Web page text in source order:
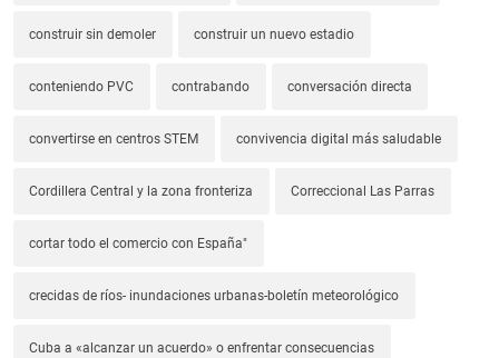
construir sin demoler construir un nuevo estadio
conteniendo PVC contrabando conversación directa
convertirse en centros STEM convivencia digital más saludable
Cordillera Central y la zona fronteriza Correccional Las Parras
cortar todo el comercio con España"
crecidas de ríos- inundaciones urbanas-boletín meteorológico
Cuba a «alcanzar un acuerdo» o enfrentar consecuencias